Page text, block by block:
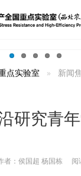
点实验室 新闻
研究青
：侯国超 杨国栋 阅